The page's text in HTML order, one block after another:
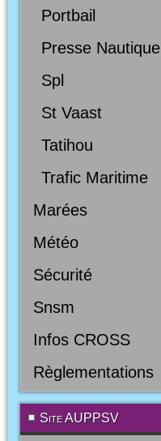
Portbail
Presse Nautique
Spl
St Vaast
Tatihou
Trafic Maritime
Marées
Météo
Sécurité
Snsm
Infos CROSS
Règlementations
Site AUPPSV